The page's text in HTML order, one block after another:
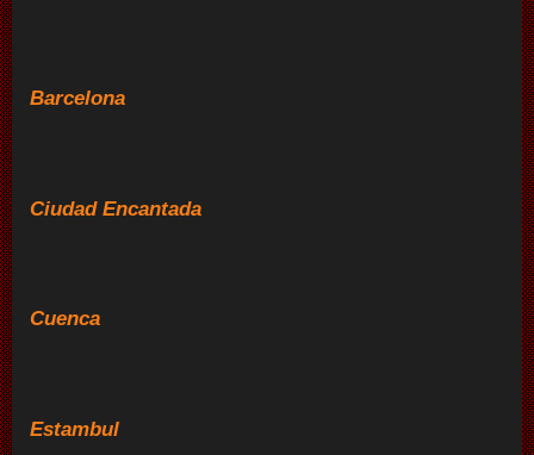
Barcelona
Ciudad Encantada
Cuenca
Estambul